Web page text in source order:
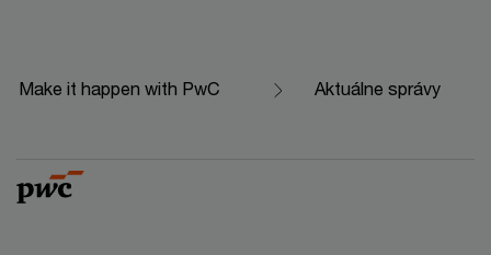
Make it happen with PwC Aktuálne správy